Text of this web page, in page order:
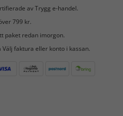
av Trygg e-handel.
799 kr.
paket redan imorgon.
Välj faktura eller konto i kassan.